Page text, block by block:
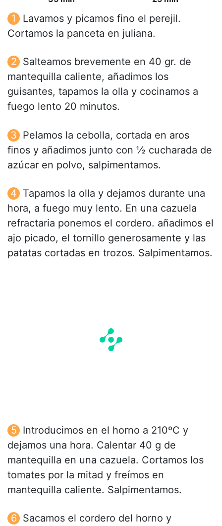
Lavamos y picamos fino el perejil.
Cortamos la panceta en juliana.
Salteamos brevemente en 40 gr. de
mantequilla caliente, añadimos los
guisantes, tapamos la olla y cocinamos a
fuego lento 20 minutos.
Pelamos la cebolla, cortada en aros
finos y añadimos junto con ½ cucharada de
azúcar en polvo, salpimentamos.
Tapamos la olla y dejamos durante una
hora, a fuego muy lento. En una cazuela
refractaria ponemos el cordero. añadimos el
ajo picado, el tornillo generosamente y las
patatas cortadas en trozos. Salpimentamos.
Introducimos en el horno a 210ºC y
dejamos una hora. Calentar 40 g de
mantequilla en una cazuela. Cortamos los
tomates por la mitad y freímos en
mantequilla caliente. Salpimentamos.
Sacamos el cordero del horno y